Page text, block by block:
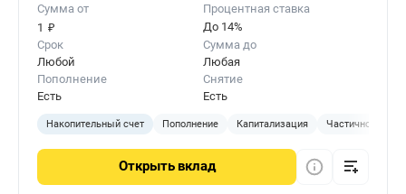
Сумма от
1 ₽
Процентная ставка
До 14%
Срок
Любой
Сумма до
Любая
Пополнение
Есть
Снятие
Есть
Накопительный счет Пополнение Капитализация Частичное
Открыть вклад